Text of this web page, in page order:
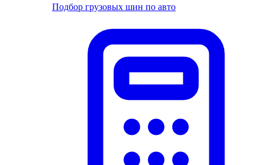
Подбор грузовых шин по авто